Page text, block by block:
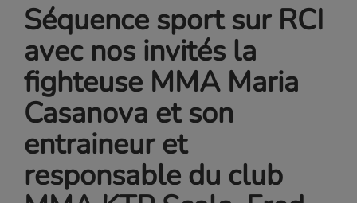
Séquence sport sur RCI
avec nos invités la
fighteuse MMA Maria
Casanova et son
entraineur et
responsable du club